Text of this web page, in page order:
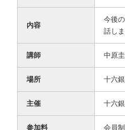
内容
今後
話し
講師 中原
場所 十六
主催 十六
参加料 会員